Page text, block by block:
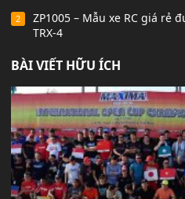
2
ZP1005 – Mẫu xe RC giá rẻ
TRX-4
BÀI VIẾT HỮU ÍCH